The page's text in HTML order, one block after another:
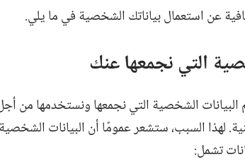
عن استعمال بياناتك الشخصية في ما يلي.‏
التي نجمعها عنك
الشخصية التي نجمعها ونستخدمها من
لهذا السبب،‏ ستشعر عمومًا أن البيانات
تشمل:‏